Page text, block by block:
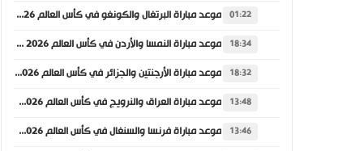
01:22 موعد مباراة البرتغال والكونغو في كأس العالم 2026 والقنوات الناقلة
18:34 موعد مباراة النمسا والأردن في كأس العالم 2026 والقنوات الناقلة
18:32 موعد مباراة الأرجنتين والجزائر في كأس العالم 2026 والقنوات الناقلة
13:48 موعد مباراة العراق والنرويج في كأس العالم 2026 والقنوات الناقلة
13:46 موعد مباراة فرنسا والسنغال في كأس العالم 2026 والقنوات الناقلة